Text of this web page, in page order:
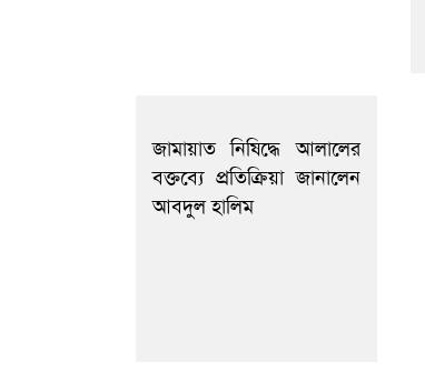
জামায়াত নিষিদ্ধে আলালের
বক্তব্যে প্রতিক্রিয়া জানালেন
আবদুল হালিম